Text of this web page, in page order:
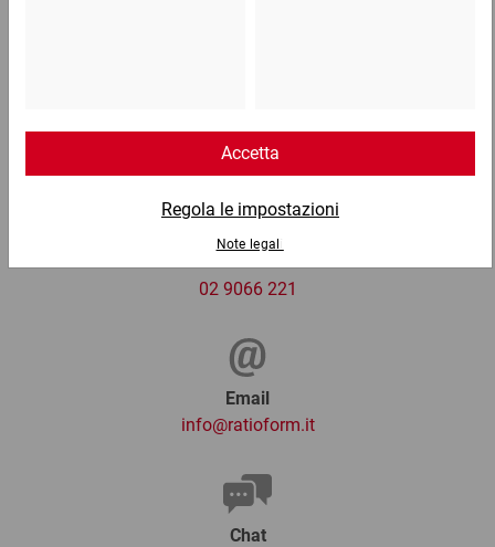
Telefono
Lun - Ven: 8:30 - 18:00
02 9066 221
Email
info@ratioform.it
Chat